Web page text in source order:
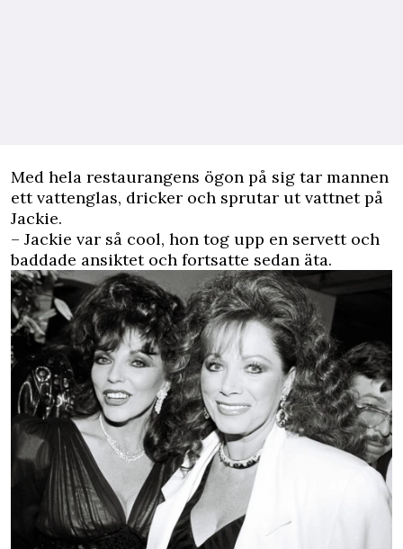
Med hela restaurangens ögon på sig tar mannen
ett vattenglas, dricker och sprutar ut vattnet på
Jackie.
– Jackie var så cool, hon tog upp en servett och
baddade ansiktet och fortsatte sedan äta.